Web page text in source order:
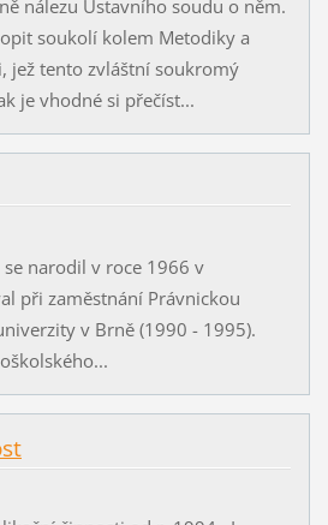
nálezu Ústavního soudu o něm.
soukolí kolem Metodiky a
jež tento zvláštní soukromý
je vhodné si přečíst...
v roce 1966 v
při zaměstnání Právnickou
v Brně (1990 - 1995).